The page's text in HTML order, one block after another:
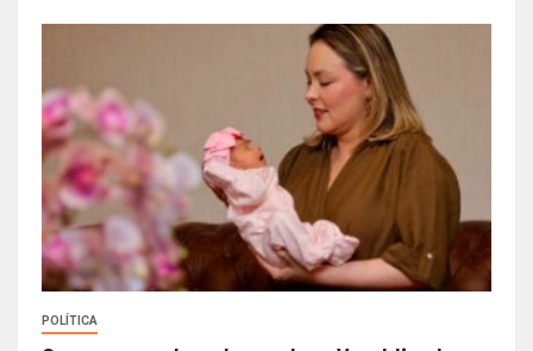
POLÍTICA